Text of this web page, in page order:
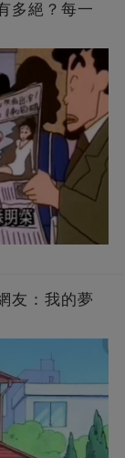
多絕？每一
友：我的夢